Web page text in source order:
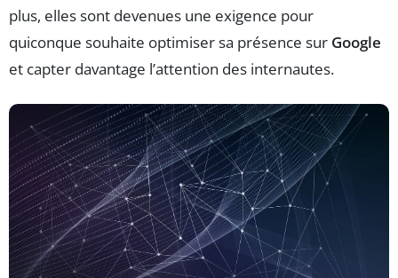
plus, elles sont devenues une exigence pour
quiconque souhaite optimiser sa présence sur Google
et capter davantage l’attention des internautes.